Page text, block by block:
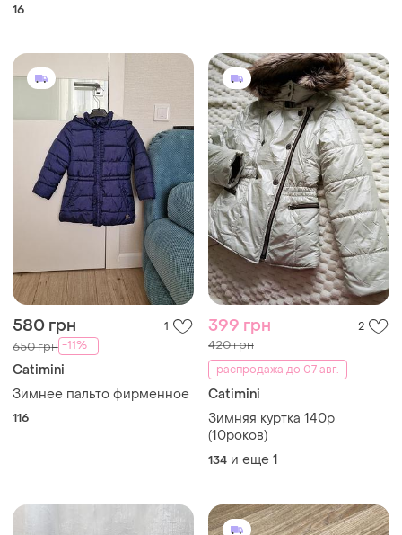
16
580 грн 1
650 грн -11%
Catimini
Зимнее пальто фирменное
116
399 грн 2
420 грн
распродажа до 07 авг.
Catimini
Зимняя куртка 140р
(10роков)
134 и еще 1